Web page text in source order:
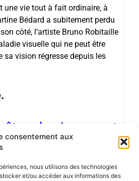
consentement aux
nous utilisons des technologies
et/ou accéder aux informations des
une vie tout à fait ordinaire, à
Bédard a subitement perdu
côté, l’artiste Bruno Robitaille
visuelle qui ne peut être
sa vision régresse depuis les
être physiquement
trop longtemps
assis?